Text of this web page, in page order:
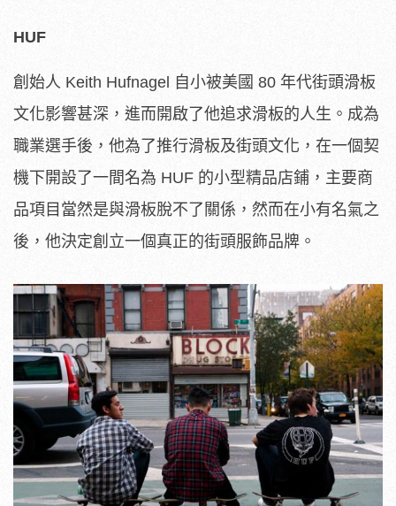
HUF
創始人 Keith Hufnagel 自小被美國 80 年代街頭滑板
文化影響甚深，進而開啟了他追求滑板的人生。成為
職業選手後，他為了推行滑板及街頭文化，在一個契
機下開設了一間名為 HUF 的小型精品店鋪，主要商
品項目當然是與滑板脫不了關係，然而在小有名氣之
後，他決定創立一個真正的街頭服飾品牌。